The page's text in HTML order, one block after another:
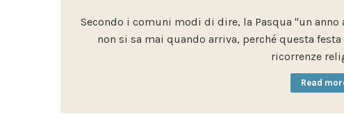
Secondo i comuni modi di dire, la Pasqua "un anno
non si sa mai quando arriva, perché questa
ricorrenze
Read